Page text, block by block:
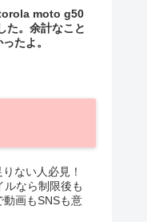
moto g50
た。余計なこと
たよ。
ない人必見！
ルなら制限後も
動画もSNSも意